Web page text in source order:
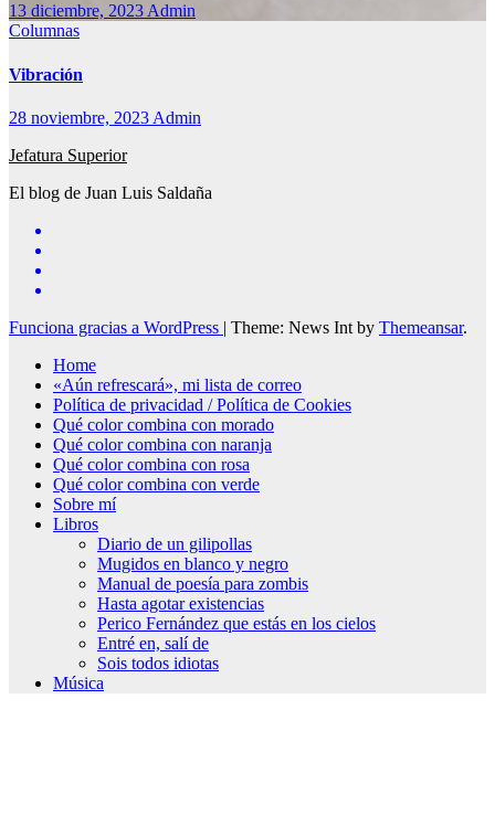
13 diciembre, 2023Admin
Columnas
Vibración
28 noviembre, 2023 Admin
Jefatura Superior
El blog de Juan Luis Saldaña
Funciona gracias a WordPress | Theme: News Int by Themeansar.
Home
«Aún refrescará», mi lista de correo
Política de privacidad / Política de Cookies
Qué color combina con morado
Qué color combina con naranja
Qué color combina con rosa
Qué color combina con verde
Sobre mí
Libros
Diario de un gilipollas
Mugidos en blanco y negro
Manual de poesía para zombis
Hasta agotar existencias
Perico Fernández que estás en los cielos
Entré en, salí de
Sois todos idiotas
Música